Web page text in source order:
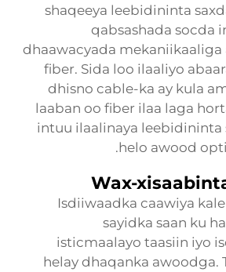
shaqeeya leebidininta
qabsashada socda
dhaawacyada mekaniikaaliga
fiber. Sida loo ilaaliyo
dhisno cable-ka ay kula
laaban oo fiber ilaa laga
intuu ilaalinaya leebidininta
helo awood
Wax-
Isdiiwaadka caawiya
sayidka saan ku
isticmaalayo taasiin iyo
helay dhaqanka awoodga.